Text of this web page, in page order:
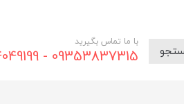
با ما تماس بگیرید
09353837315 - 09174049199